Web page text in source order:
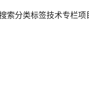
索分类标签技术专栏项